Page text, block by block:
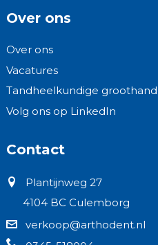
Over ons
Over ons
Vacatures
Tandheelkundige
Volg ons op LinkedIn
Contact
Plantijnweg 27
4104 BC Culemborg
verkoop@arthodent.nl